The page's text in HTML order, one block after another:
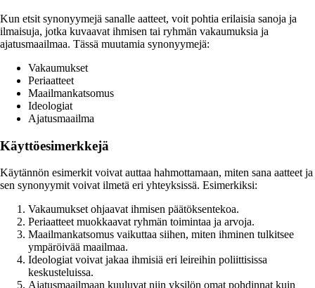
Kun etsit synonyymejä sanalle aatteet, voit pohtia erilaisia sanoja ja
ilmaisuja, jotka kuvaavat ihmisen tai ryhmän vakaumuksia ja
ajatusmaailmaa. Tässä muutamia synonyymejä:
Vakaumukset
Periaatteet
Maailmankatsomus
Ideologiat
Ajatusmaailma
Käyttöesimerkkejä
Käytännön esimerkit voivat auttaa hahmottamaan, miten sana aatteet ja
sen synonyymit voivat ilmetä eri yhteyksissä. Esimerkiksi:
Vakaumukset ohjaavat ihmisen päätöksentekoa.
Periaatteet muokkaavat ryhmän toimintaa ja arvoja.
Maailmankatsomus vaikuttaa siihen, miten ihminen tulkitsee
ympäröivää maailmaa.
Ideologiat voivat jakaa ihmisiä eri leireihin poliittisissa
keskusteluissa.
Ajatusmaailmaan kuuluvat niin yksilön omat pohdinnat kuin